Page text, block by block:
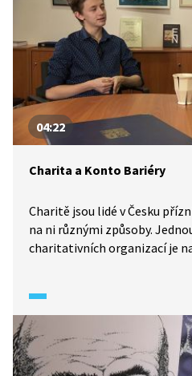
04:22
Charita a Konto Bariéry
Charitě jsou lidé v Česku
na ni různými způsoby.
charitativních organizací je